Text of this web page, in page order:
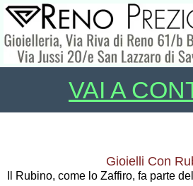
VAI A
Gioielli Con
Il Rubino, come lo Zaffiro, fa parte